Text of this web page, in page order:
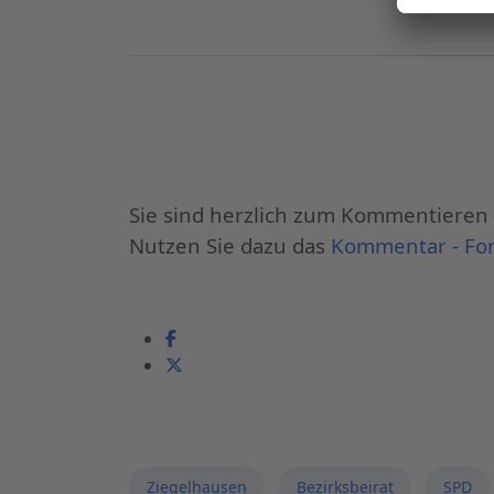
Sie sind herzlich zum
Nutzen Sie dazu das Kommentar -
Ziegelhausen Bezirksbeirat SPD